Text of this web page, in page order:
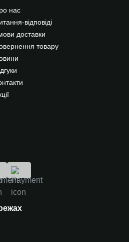
нас
відповіді
доставки
товару